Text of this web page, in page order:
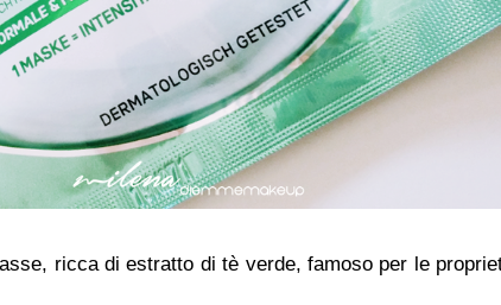
ricca di estratto di tè verde, famoso per le